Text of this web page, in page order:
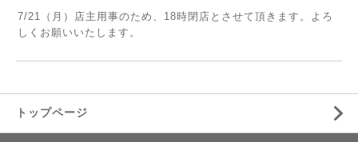
7/21（月） 店主用事のため、18時閉店 とさせて頂きます。よろ
しくお願いいたします。
トップページ